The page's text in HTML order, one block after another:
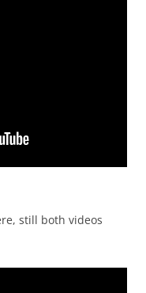
still both videos